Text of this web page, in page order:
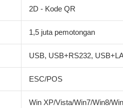
2D - Kode QR
1,5 juta pemotongan
USB, USB+RS232,
ESC/POS
Win XP/Vista/Win7/Win8/